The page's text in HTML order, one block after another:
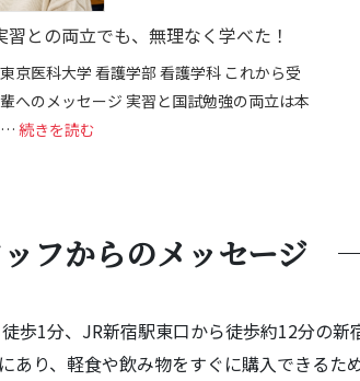
習との両立でも、無理なく学べた！
京医科大学 看護学部 看護学科 これから受
へのメッセージ 実習と国試勉強の両立は本
…続きを読む: 忙しい実習との両立でも、無理なく学
フからのメッセージ
歩1分、JR新宿駅東口から徒歩約12分の
あり、軽食や飲み物をすぐに購入できる